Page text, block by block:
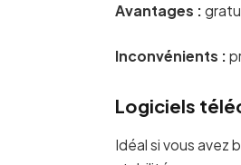
Avantages :
Inconvénients :
Logiciels
Idéal si vous avez